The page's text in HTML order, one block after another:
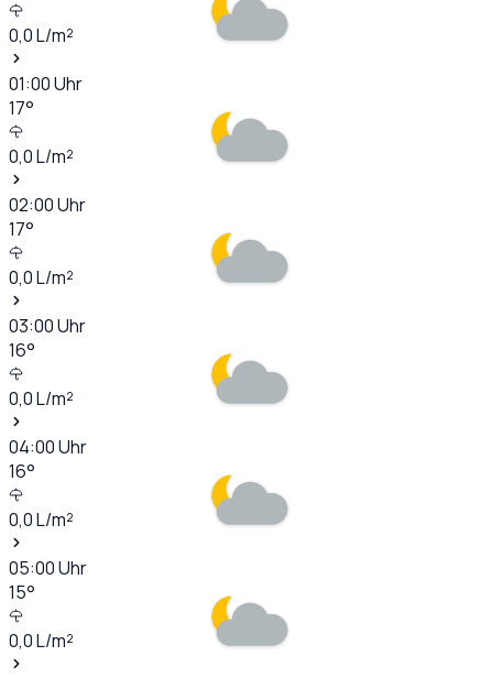
0,0L/m²
01:00Uhr
17°
0,0L/m²
02:00Uhr
17°
0,0L/m²
03:00Uhr
16°
0,0L/m²
04:00Uhr
16°
0,0L/m²
05:00Uhr
15°
0,0L/m²